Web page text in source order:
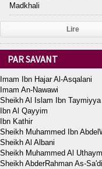
Madkhali
Lire
PAR SAVANT
Imam Ibn Hajar Al-Asqalani
Imam An-Nawawi
Sheikh Al Islam Ibn Taymiyya
Ibn Al Qayyim
Ibn Kathir
Sheikh Muhammed Ibn
Sheikh Al Albani
Sheikh Muhammed Al
Sheikh AbderRahman As-Sa'di